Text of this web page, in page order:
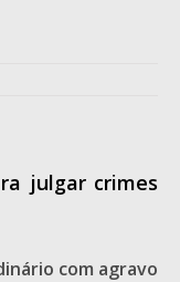
julgar crimes
com agravo